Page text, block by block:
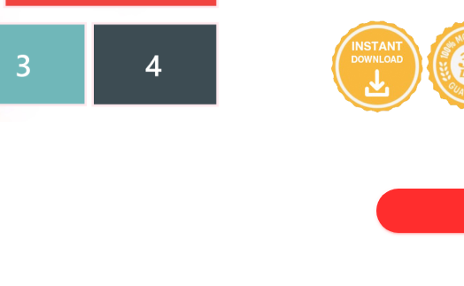
50,00 lei.